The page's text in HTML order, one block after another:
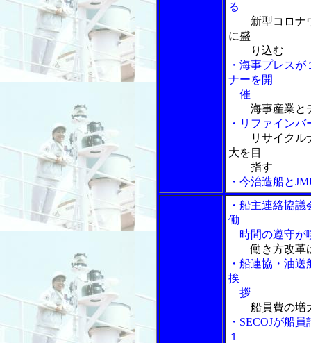
る
新型コロナ
に盛
り込む
・海事プレス
ナーを開
催
海事産業と
・リファイン
リサイクル
大を目
指す
・今治造船と
・船主連絡協
働
時間の遵守が
働き方改革
・船連協・油
挨
拶
船員費の増
・SECOJが船
１